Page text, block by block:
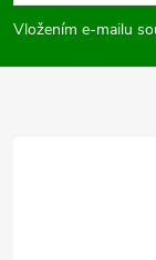
p
a
Vložením e-mailu